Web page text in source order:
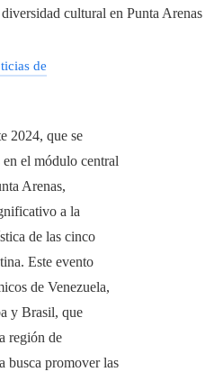
cultural en Punta Arenas
de
2024, que se
el módulo central
Arenas,
a la
de las cinco
Este evento
de Venezuela,
y Brasil, que
región de
busca promover las